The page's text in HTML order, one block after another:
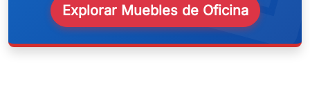
Explorar Muebles de Oficina